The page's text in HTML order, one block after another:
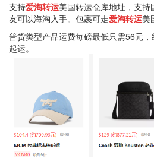
支持爱淘转运美国转运仓库地址，支
友可以海淘入手。包裹可走爱淘转运美
普货类型产品运费每磅最低只需56元
起运。